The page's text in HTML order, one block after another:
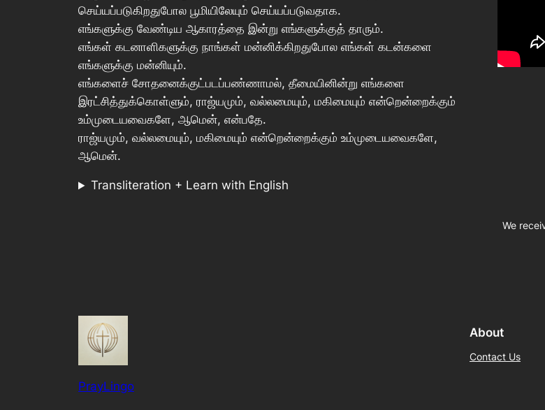
செய்யப்படுகிறதுபோல பூமியிலேயும் செய்யப்படுவதாக.
எங்களுக்கு வேண்டிய ஆகாரத்தை இன்று எங்களுக்குத் தாரும்.
எங்கள் கடனாளிகளுக்கு நாங்கள் மன்னிக்கிறதுபோல எங்கள் கடன்களை
எங்களுக்கு மன்னியும்.
எங்களைச் சோதனைக்குட்படப்பண்ணாமல், தீமையினின்று எங்களை
இரட்சித்துக்கொள்ளும், ராஜ்யமும், வல்லமையும், மகிமையும் என்றென்றைக்கும்
உம்முடையவைகளே, ஆமென், என்பதே.
ராஜ்யமும், வல்லமையும், மகிமையும் என்றென்றைக்கும் உம்முடையவைகளே,
ஆமென்.
Transliteration + Learn with English
We
PrayLingo
About
Contact Us